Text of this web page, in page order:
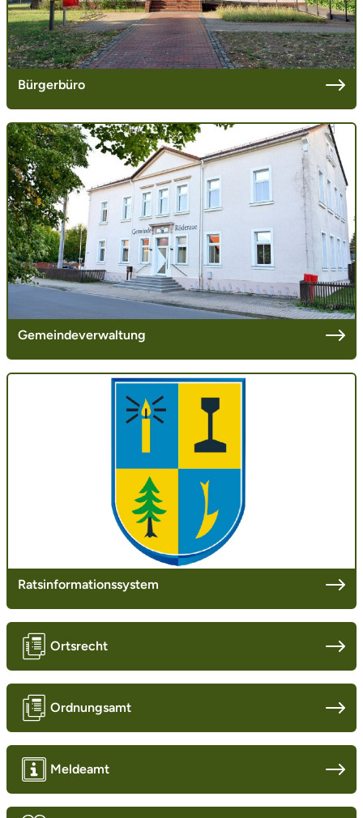
Bürgerbüro
Gemeindeverwaltung
Ratsinformationssystem
Ortsrecht
Ordnungsamt
Meldeamt